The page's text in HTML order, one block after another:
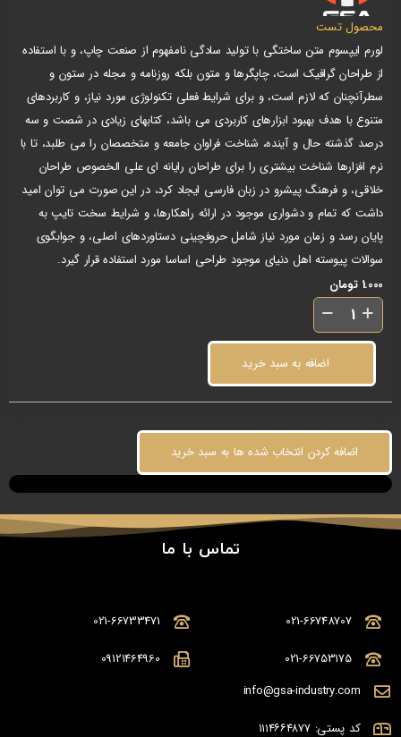
محصول تست
لورم ایپسوم متن ساختگی با تولید سادگی نامفهوم از صنعت چاپ، و با استفاده
از طراحان گرافیک است، چاپگرها و متون بلکه روزنامه و مجله در ستون و
سطرآنچنان که لازم است، و برای شرایط فعلی تکنولوژی مورد نیاز، و کاربردهای
متنوع با هدف بهبود ابزارهای کاربردی می باشد، کتابهای زیادی در شصت و سه
درصد گذشته حال و آینده، شناخت فراوان جامعه و متخصصان را می طلبد، تا با
نرم افزارها شناخت بیشتری را برای طراحان رایانه ای علی الخصوص طراحان
خلاقی، و فرهنگ پیشرو در زبان فارسی ایجاد کرد، در این صورت می توان امید
داشت که تمام و دشواری موجود در ارائه راهکارها، و شرایط سخت تایپ به
پایان رسد و زمان مورد نیاز شامل حروفچینی دستاوردهای اصلی، و جوابگوی
سوالات پیوسته اهل دنیای موجود طراحی اساسا مورد استفاده قرار گیرد.
1.000 تومان
اضافه به سبد خرید
اضافه کردن انتخاب شده ها به سبد خرید
تماس با ما
021-66748707
021-66753175
021-66733471
09121464960
info@gsa-industry.com
کد پستی: ۱۱۱۴۶۶۴۸۷۷